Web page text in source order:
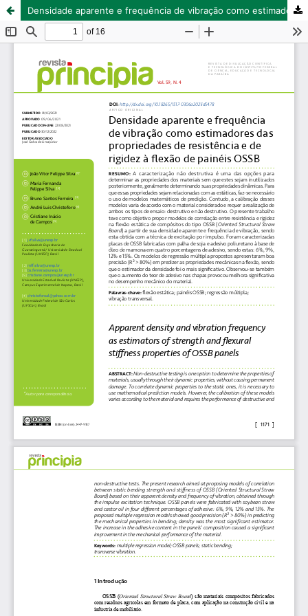
Densidade aparente e frequência de vibração como estimadores das propriedades de resistência e de rigidez à flexão de painéis OSSB